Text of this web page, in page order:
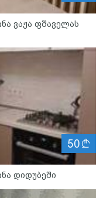
ვაჟა ფშაველას
50
დიდუბეში